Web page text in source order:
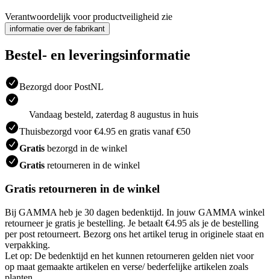
Verantwoordelijk voor productveiligheid zie
informatie over de fabrikant
Bestel- en leveringsinformatie
Bezorgd door PostNL
Vandaag besteld, zaterdag 8 augustus in huis
Thuisbezorgd voor €4.95 en gratis vanaf €50
Gratis bezorgd in de winkel
Gratis retourneren in de winkel
Gratis retourneren in de winkel
Bij GAMMA heb je 30 dagen bedenktijd. In jouw GAMMA winkel
retourneer je gratis je bestelling. Je betaalt €4.95 als je de bestelling
per post retourneert. Bezorg ons het artikel terug in originele staat en
verpakking.
Let op: De bedenktijd en het kunnen retourneren gelden niet voor
op maat gemaakte artikelen en verse/ bederfelijke artikelen zoals